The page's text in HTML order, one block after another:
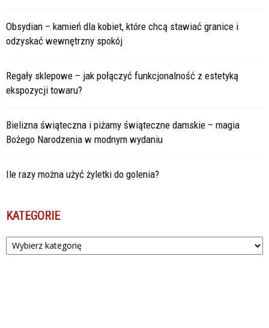
Obsydian – kamień dla kobiet, które chcą stawiać granice i
odzyskać wewnętrzny spokój
Regały sklepowe – jak połączyć funkcjonalność z estetyką
ekspozycji towaru?
Bielizna świąteczna i piżamy świąteczne damskie – magia
Bożego Narodzenia w modnym wydaniu
Ile razy można użyć żyletki do golenia?
KATEGORIE
Kategorie